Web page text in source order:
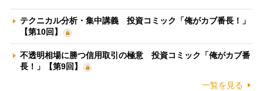
テクニカル分析・集中講義 投資コミック「俺がカブ番長！」
【第10回】
不透明相場に勝つ信用取引の極意 投資コミック「俺がカブ番
長！」【第9回】
一覧を見る